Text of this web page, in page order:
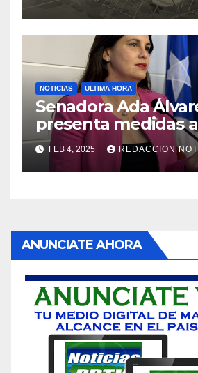
NOTICIAS ULTIMA HORA
Senadora Ada
presenta medidas
violencia en el
FEB 4, 2025 REDACCION
ANUNCIATE AHORA